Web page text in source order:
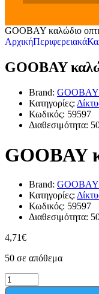
GOOBAY καλώδιο
ΑρχικήΠεριφερειακά
GOOBAY
Brand: GOOBAY
Κατηγορίες:
Κωδικός: 59597
Διαθεσιμότητα:
GOOBAY
Brand: GOOBAY
Κατηγορίες:
Κωδικός: 59597
Διαθεσιμότητα:
4,71€
50 σε απόθεμα